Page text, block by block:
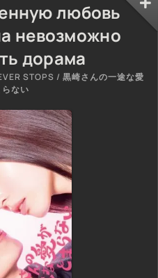
любовь
невозможно
дорама
STOPS / 黒崎さんの一途な愛
ない